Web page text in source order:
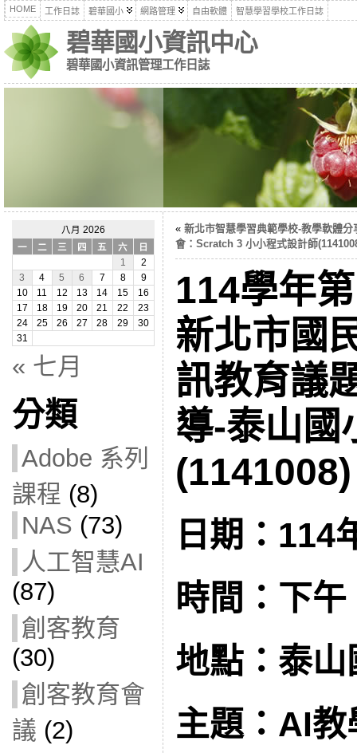
HOME 工作日誌 碧華國小 網路管理 自由軟體 智慧學習學校工作日誌
碧華國小資訊中心
碧華國小資訊管理工作日誌
八月 2026
一
二 三 四 五 六
日
1
2
3
4 5 6 7 8
9
10
11 12 13 14 15
16
17
18 19 20 21 22
23
24
25 26 27 28 29
30
31
« 七月
分類
Adobe 系列
課程 (8)
NAS (73)
人工智慧AI
(87)
創客教育
(30)
創客教育會
議 (2)
« 新北市智慧學習典範學校-教學軟體分
會：Scratch 3 小小程式設計師
114學年
新北市國
訊教育議
導-泰山國
(1141008)
日期：114
時間：下
地點：泰山
主題：AI教